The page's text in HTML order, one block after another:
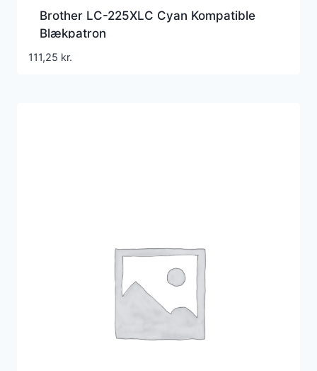
Brother LC-225XLC Cyan Kompatible
Blækpatron
111,25 kr.